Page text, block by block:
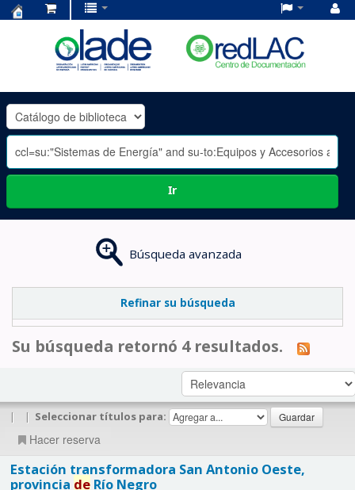
OLADE
-
Ir
Búsqueda avanzada
Refinar su búsqueda
Su búsqueda retornó 4 resultados.
| | Seleccionar títulos para:
Hacer reserva
Estación transformadora San Antonio Oeste,
provincia deRío Negro